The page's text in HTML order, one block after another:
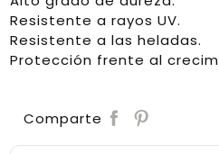
Resistente a rayos UV.
Resistente a las heladas.
Protección frente al
Comparte